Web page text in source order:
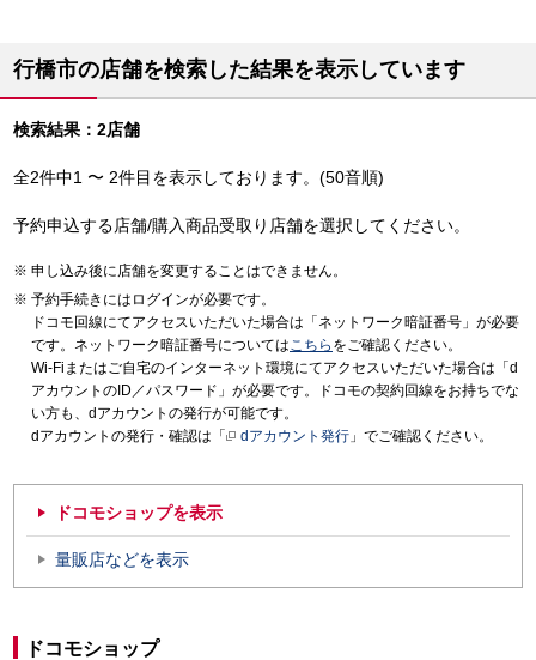
行橋市の店舗を検索した結果を表示しています
検索結果：2店舗
全2件中1 〜 2件目を表示しております。(50音順)
予約申込する店舗/購入商品受取り店舗を選択してください。
申し込み後に店舗を変更することはできません。
予約手続きにはログインが必要です。
ドコモ回線にてアクセスいただいた場合は「ネットワーク暗証番号」が必要
です。ネットワーク暗証番号についてはこちら をご確認ください。
Wi-Fiまたはご自宅のインターネット環境にてアクセスいただいた場合は「d
アカウントのID／パスワード」が必要です。ドコモの契約回線をお持ちでな
い方も、dアカウントの発行が可能です。
dアカウントの発行・確認は「
dアカウント発行 」でご確認ください。
ドコモショップを表示
量販店などを表示
ドコモショップ